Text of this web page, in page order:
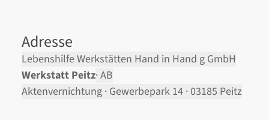
Adresse
Lebenshilfe Werkstätten Hand in Hand g GmbH
Werkstatt Peitz·AB
Aktenvernichtung · Gewerbepark 14 ·03185 Peitz